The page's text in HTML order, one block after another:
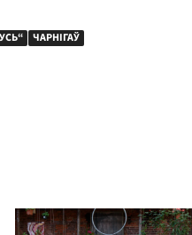
ЧАРНІГАЎ